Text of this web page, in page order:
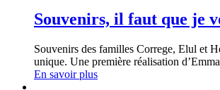
Souvenirs, il faut que je
Souvenirs des familles Correge, Elul et
unique. Une première réalisation
En savoir plus